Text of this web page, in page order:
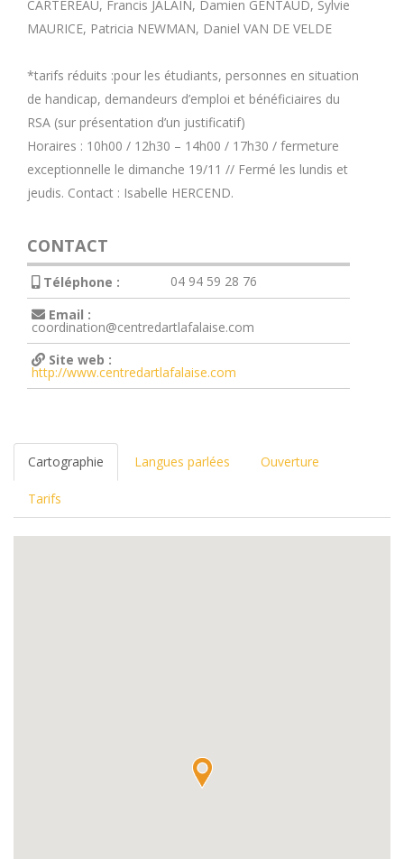
CARTEREAU, Francis JALAIN, Damien GENTAUD, Sylvie
MAURICE, Patricia NEWMAN, Daniel VAN DE VELDE
*tarifs réduits :pour les étudiants, personnes en situation
de handicap, demandeurs d’emploi et bénéficiaires du
RSA (sur présentation d’un justificatif)
Horaires : 10h00 / 12h30 – 14h00 / 17h30 / fermeture
exceptionnelle le dimanche 19/11 // Fermé les lundis et
jeudis. Contact : Isabelle HERCEND.
CONTACT
Téléphone :
04 94 59 28 76
Email :
coordination@centredartlafalaise.com
Site web :
http://www.centredartlafalaise.com
Cartographie Langues parlées Ouverture
Tarifs